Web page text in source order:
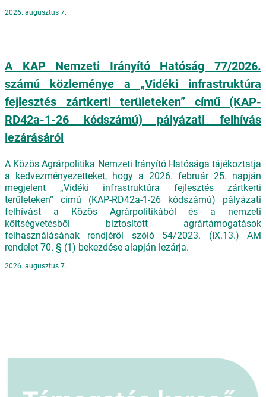
2026. augusztus 7.
A KAP Nemzeti Irányító Hatóság 77/2026.
számú közleménye a „Vidéki infrastruktúra
fejlesztés zártkerti területeken” című (KAP-
RD42a-1-26 kódszámú) pályázati felhívás
lezárásáról
A Közös Agrárpolitika Nemzeti Irányító Hatósága tájékoztatja
a kedvezményezetteket, hogy a 2026. február 25. napján
megjelent „Vidéki infrastruktúra fejlesztés zártkerti
területeken” című (KAP-RD42a-1-26 kódszámú) pályázati
felhívást a Közös Agrárpolitikából és a nemzeti
költségvetésből biztosított agrártámogatások
felhasználásának rendjéről szóló 54/2023. (IX.13.) AM
rendelet 70. § (1) bekezdése alapján lezárja.
2026. augusztus 7.